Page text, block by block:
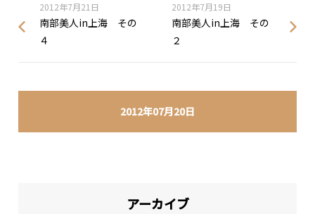
2012年07月20日
2012年7月21日
南部美人in上海 その
４
2012年7月19日
南部美人in上海 その
２
アーカイブ